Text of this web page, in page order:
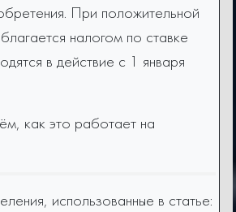
При положительной
налогом по ставке
в действие с 1 января
как это работает на
использованные в статье: